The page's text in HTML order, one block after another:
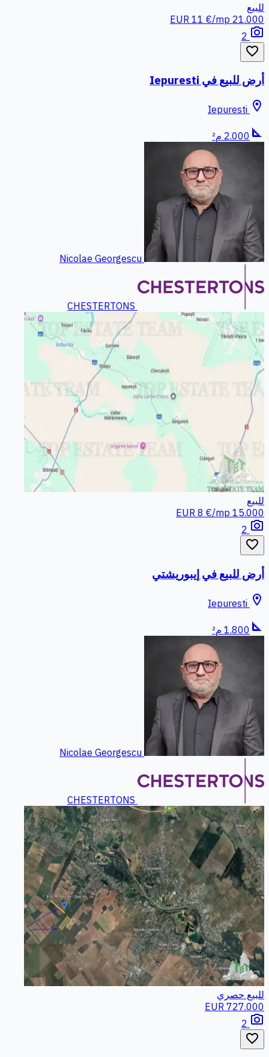
للبيع
21.000 EUR
11 €/mp
photo_camera
favorite_border
أرض للبيع في Iepuresti
location_on
square_foot 2.000 م²
Nicolae Georgescu
CHESTERTONS
للبيع
15.000 EUR
8 €/mp
photo_camera
favorite_border
أرض للبيع في إيبوريشتي
location_on
square_foot 1.800 م²
Nicolae Georgescu
CHESTERTONS
للبيع حصري
727.000 EUR
photo_camera
favorite_border